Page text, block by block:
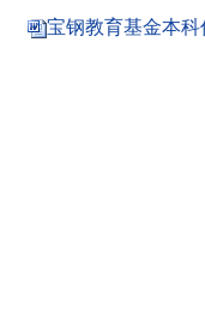
宝钢教育基金本